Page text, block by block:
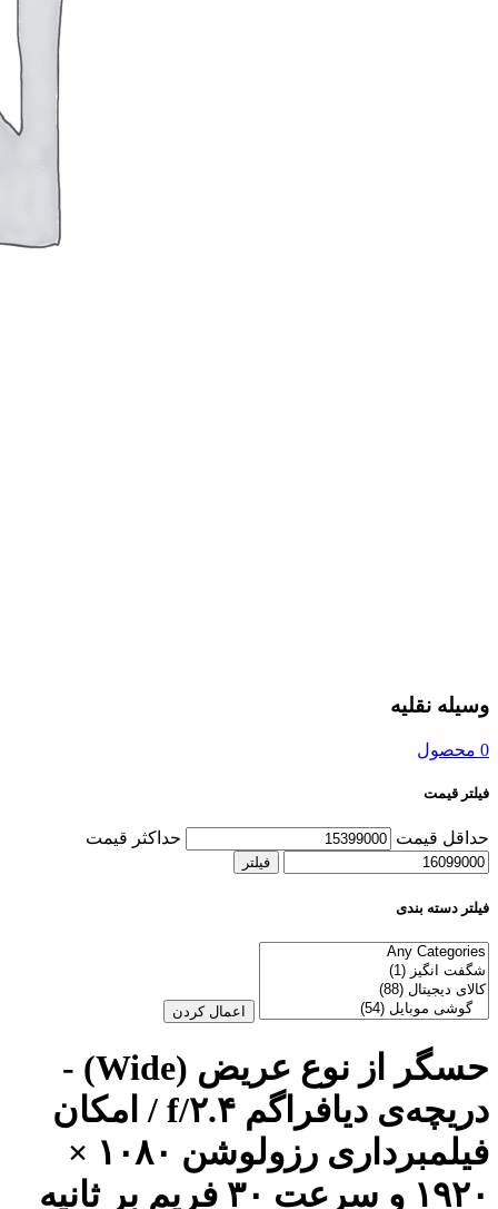
وسیله نقلیه
0 محصول
فیلتر قیمت
حداقل قیمت حداکثر قیمت
فیلتر
فیلتر دسته بندی
اعمال کردن
حسگر از نوع عریض (Wide) -
دریچه‌ی دیافراگم f/۲.۴ / امکان
فیلمبرداری رزولوشن ۱۰۸۰ ×
۱۹۲۰ و سرعت ۳۰ فریم بر ثانیه